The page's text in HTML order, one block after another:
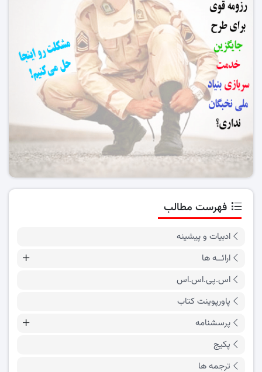
فهرست مطالب
ادبیات و پیشینه
ارائــه ها
اس.پی.اس.اس
پاورپوینت کتاب
پرسشنامه
پکیج
ترجمه ها